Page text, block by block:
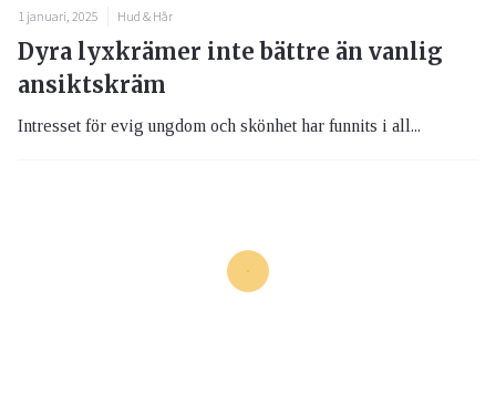
1 januari, 2025 Hud & Hår
Dyra lyxkrämer inte bättre än vanlig
ansiktskräm
Intresset för evig ungdom och skönhet har funnits i all...